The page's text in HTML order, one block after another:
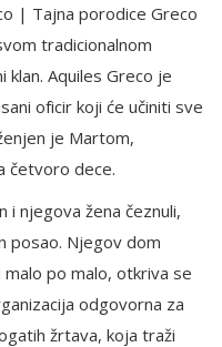
| Tajna porodice Greco
tradicionalnom
Aquiles Greco je
oficir koji će učiniti sve
je Martom,
četvoro dece.
i njegova žena čeznuli,
posao. Njegov dom
po malo, otkriva se
odgovorna za
žrtava, koja traži